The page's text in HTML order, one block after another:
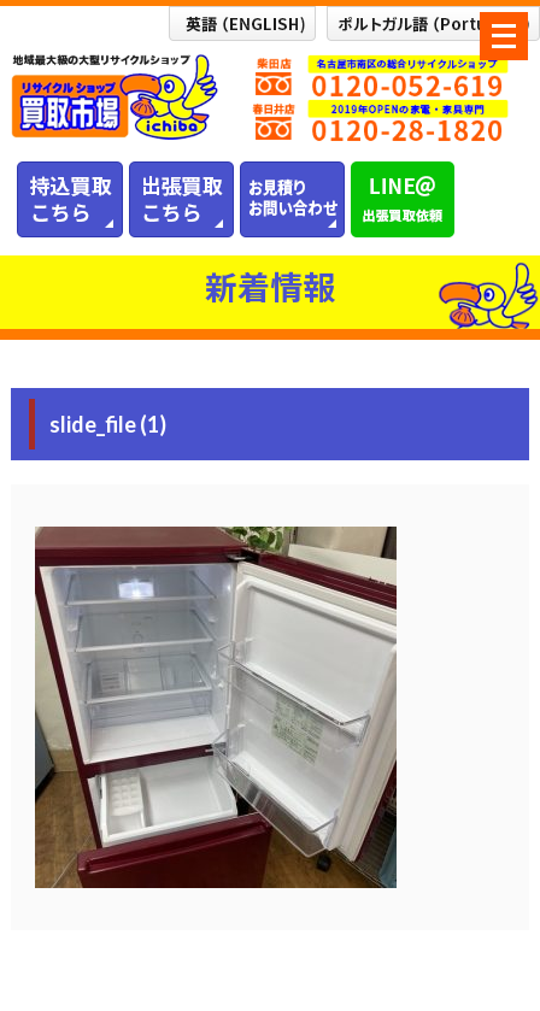
メ
ニ
ュ
ー
新着情報
slide_file (1)